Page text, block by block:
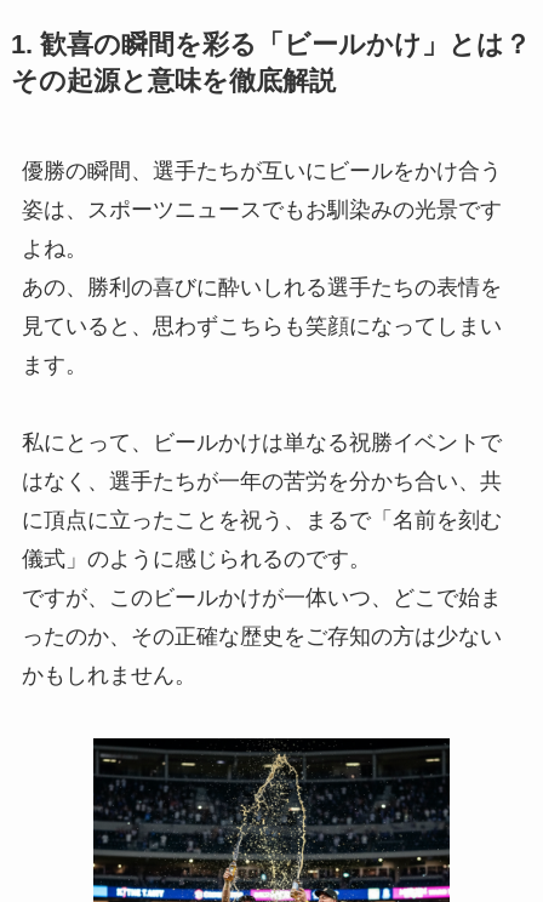
1. 歓喜の瞬間を彩る「ビールかけ」とは？
その起源と意味を徹底解説
優勝の瞬間、選手たちが互いにビールをかけ合う
姿は、スポーツニュースでもお馴染みの光景です
よね。
あの、勝利の喜びに酔いしれる選手たちの表情を
見ていると、思わずこちらも笑顔になってしまい
ます。
私にとって、ビールかけは単なる祝勝イベントで
はなく、選手たちが一年の苦労を分かち合い、共
に頂点に立ったことを祝う、まるで「名前を刻む
儀式」のように感じられるのです。
ですが、このビールかけが一体いつ、どこで始ま
ったのか、その正確な歴史をご存知の方は少ない
かもしれません。